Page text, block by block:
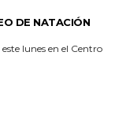
DE NATACIÓN
lunes en el Centro